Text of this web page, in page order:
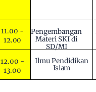
11.00 -
12.00
Pengembangan
Materi SKI di
SD/MI
12.00 -
13.00
IlmuPendidikan
Islam